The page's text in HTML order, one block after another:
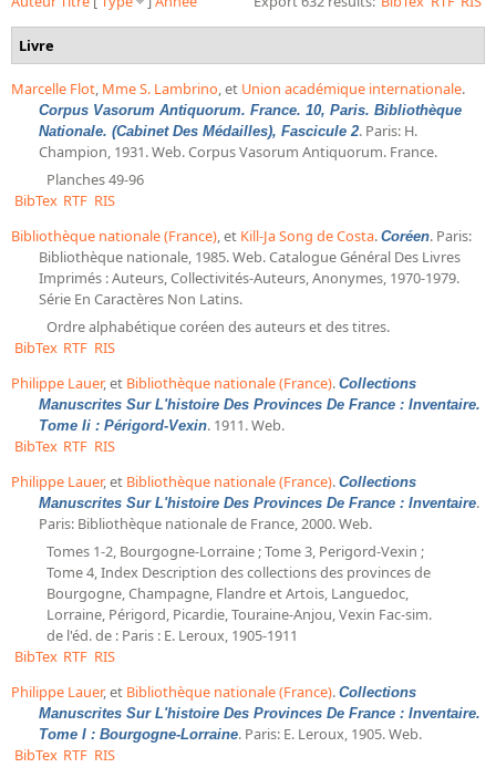
Bibliographie historique de la Bibliothèque nationale de
Dictionnaire de la BnF
Dictionnaire BnF : recherche avancée
Dictionnaire BnF : index
Dictionnaire des fonds spéciaux et des principales collections et
Recherche de fonds, collections et provenances
L'histoire de la BnF en objets
Explorer
Organigrammes de la bibliothèque
Rapports d'activité de la Bibliothèque
Répertoire des catalogues d'expositions
Répertoire des catalogues
Répertoire des manuscrits du XXe siècle
Publications
Ouvrages et documents sur la BnF numérisés dans Gallica
Revue de la Bibliothèque nationale de France
Livre
Marcelle Flot, Mme S. Lambrino, et Union académique internationale.
Corpus Vasorum Antiquorum. France. 10, Paris. Bibliothèque
Nationale. (Cabinet Des Médailles), Fascicule 2. Paris: H.
Champion, 1931. Web. Corpus Vasorum Antiquorum. France.
Planches 49-96
BibTex RTF RIS
Bibliothèque nationale (France), et Kill-Ja Song de Costa. Coréen. Paris:
Bibliothèque nationale, 1985. Web. Catalogue Général Des Livres
Imprimés : Auteurs, Collectivités-Auteurs, Anonymes, 1970-1979.
Série En Caractères Non Latins.
Ordre alphabétique coréen des auteurs et des titres.
BibTex RTF RIS
Philippe Lauer, et Bibliothèque nationale (France). Collections
Manuscrites Sur L'histoire Des Provinces De France : Inventaire.
Tome Ii : Périgord-Vexin. 1911. Web.
BibTex RTF RIS
Philippe Lauer, et Bibliothèque nationale (France). Collections
Manuscrites Sur L'histoire Des Provinces De France : Inventaire.
Paris: Bibliothèque nationale de France, 2000. Web.
Tomes 1-2, Bourgogne-Lorraine ; Tome 3, Perigord-Vexin ;
Tome 4, Index Description des collections des provinces de
Bourgogne, Champagne, Flandre et Artois, Languedoc,
Lorraine, Périgord, Picardie, Touraine-Anjou, Vexin Fac-sim.
de l'éd. de : Paris : E. Leroux, 1905-1911
BibTex RTF RIS
Philippe Lauer, et Bibliothèque nationale (France). Collections
Manuscrites Sur L'histoire Des Provinces De France : Inventaire.
Tome I : Bourgogne-Lorraine. Paris: E. Leroux, 1905. Web.
BibTex RTF RIS